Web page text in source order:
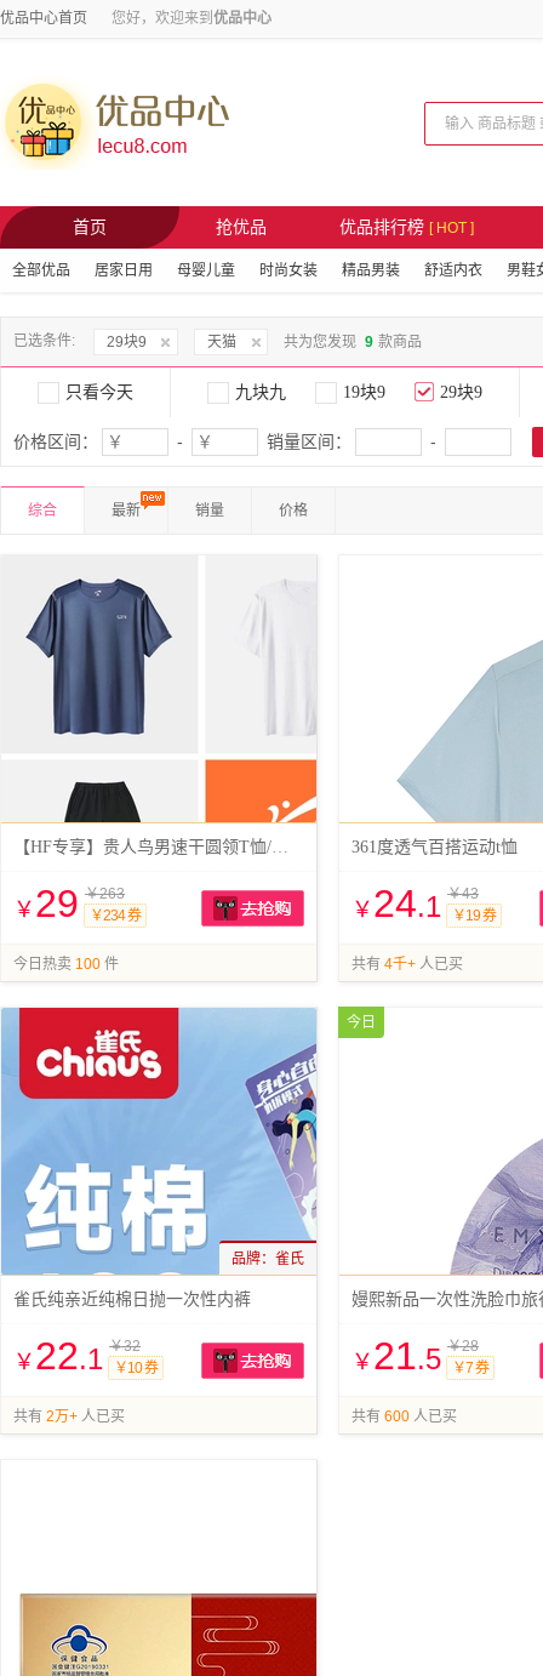
优品中心首页 您好，欢迎来到 优品中心
首页 抢优品 优品排行榜 [ HOT ]
全部优品 居家日用 母婴儿童 时尚女装 精品男装 舒适内衣 男鞋
已选条件: 29块9 天猫 共为您发现 9 款商品
只看今天 九块九 19块9 29块9
价格区间： - 销量区间： -
综合 最新 销量 价格
【HF专享】贵人鸟男速干圆领T恤/短裤
￥ 29 ￥263
￥234 券
今日热卖 100 件
361度透气百搭运动t恤
￥ 24.1 ￥43
￥19 券
共有 4千+ 人已买
雀氏纯亲近纯棉日抛一次性内裤
品牌： 雀氏
￥ 22.1 ￥32
￥10 券
共有 2万+ 人已买
今日
￥ 21.5 ￥28
￥7 券
共有 600 人已买